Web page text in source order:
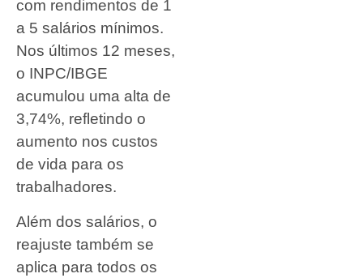
com rendimentos de 1
a 5 salários mínimos.
Nos últimos 12 meses,
o INPC/IBGE
acumulou uma alta de
3,74%, refletindo o
aumento nos custos
de vida para os
trabalhadores.
Além dos salários, o
reajuste também se
aplica para todos os